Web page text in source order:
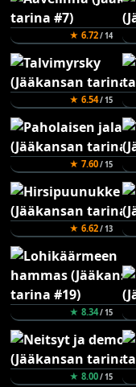
★ 6.72/ 14
★ 6.54/ 15
★ 7.60/ 15
★ 6.62/ 13
★ 8.34/ 15
★ 8.00/ 15